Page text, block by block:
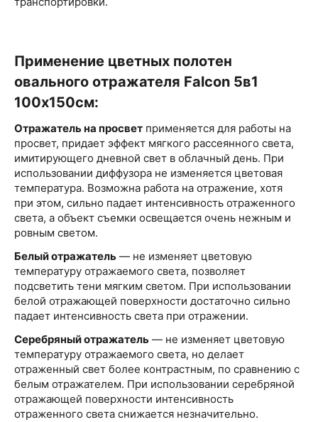
Применение цветных полотен
овального отражателя Falcon 5в1
100х150см:
Отражатель на просвет применяется для работы на
просвет, придает эффект мягкого рассеянного света,
имитирующего дневной свет в облачный день. При
использовании диффузора не изменяется цветовая
температура. Возможна работа на отражение, хотя
при этом, сильно падает интенсивность отраженного
света, а объект съемки освещается очень нежным и
ровным светом.
Белый отражатель — не изменяет цветовую
температуру отражаемого света, позволяет
подсветить тени мягким светом. При использовании
белой отражающей поверхности достаточно сильно
падает интенсивность света при отражении.
Серебряный отражатель — не изменяет цветовую
температуру отражаемого света, но делает
отраженный свет более контрастным, по сравнению с
белым отражателем. При использовании серебряной
отражающей поверхности интенсивность
отраженного света снижается незначительно.